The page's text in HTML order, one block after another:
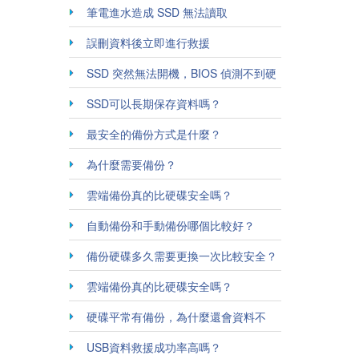
失！
筆電進水造成 SSD 無法讀取
誤刪資料後立即進行救援
SSD 突然無法開機，BIOS 偵測不到硬
碟
SSD可以長期保存資料嗎？
最安全的備份方式是什麼？
為什麼需要備份？
雲端備份真的比硬碟安全嗎？
自動備份和手動備份哪個比較好？
備份硬碟多久需要更換一次比較安全？
雲端備份真的比硬碟安全嗎？
硬碟平常有備份，為什麼還會資料不
見？
USB資料救援成功率高嗎？